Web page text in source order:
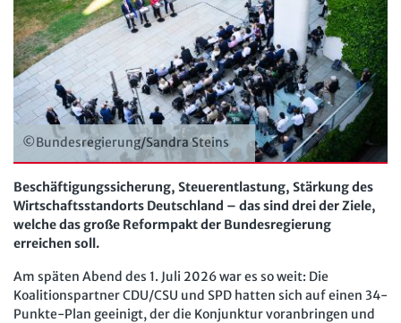
Der Personalrat
Computer und Arbeit
Gute Arbeit
Betriebsrat und Mitbestimmung
Arbeitsschutz und Mitbestimmung
Mitbestimmung
Arbeit und Recht
Soziales Recht
Digitales Arbeits- und Sozialrecht
Betriebsratswissen online
Beschäftigtendatenschutz online
Personalratswissen online
Schwerbehindertenrecht online
Arbeitszeit online
KI-Praxis Arbeitsrecht online
JAV-Praxis online
Software
Newsletter
Bund SHOP
Abo
Presse Interne Meldestelle Verträge kündigen
Datenschutz
Erklärung zur Barrierefreiheit
Widerruf
Widerrufsrecht
Verlag
Karriere Buchhandel
©Bundesregierung/Sandra Steins
Beschäftigungssicherung, Steuerentlastung, Stärkung des
Wirtschaftsstandorts Deutschland – das sind drei der Ziele,
welche das große Reformpakt der Bundesregierung
erreichen soll.
Am späten Abend des 1. Juli 2026 war es so weit: Die
Koalitionspartner CDU/CSU und SPD hatten sich auf einen 34-
Punkte-Plan geeinigt, der die Konjunktur voranbringen und